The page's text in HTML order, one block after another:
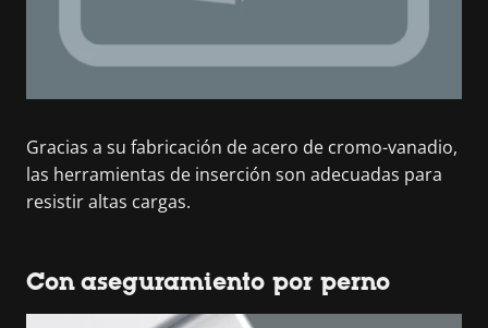
Gracias a su fabricación de acero de cromo-vanadio,
las herramientas de inserción son adecuadas para
resistir altas cargas.
Con aseguramiento por perno